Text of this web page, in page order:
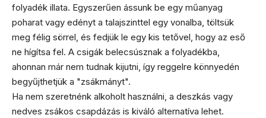
folyadék illata. Egyszerűen ássunk be egy műanyag
poharat vagy edényt a talajszinttel egy vonalba, töltsük
meg félig sörrel, és fedjük le egy kis tetővel, hogy az eső
ne hígítsa fel. A csigák belecsúsznak a folyadékba,
ahonnan már nem tudnak kijutni, így reggelre könnyedén
begyűjthetjük a "zsákmányt".
Ha nem szeretnénk alkoholt használni, a deszkás vagy
nedves zsákos csapdázás is kiváló alternatíva lehet.